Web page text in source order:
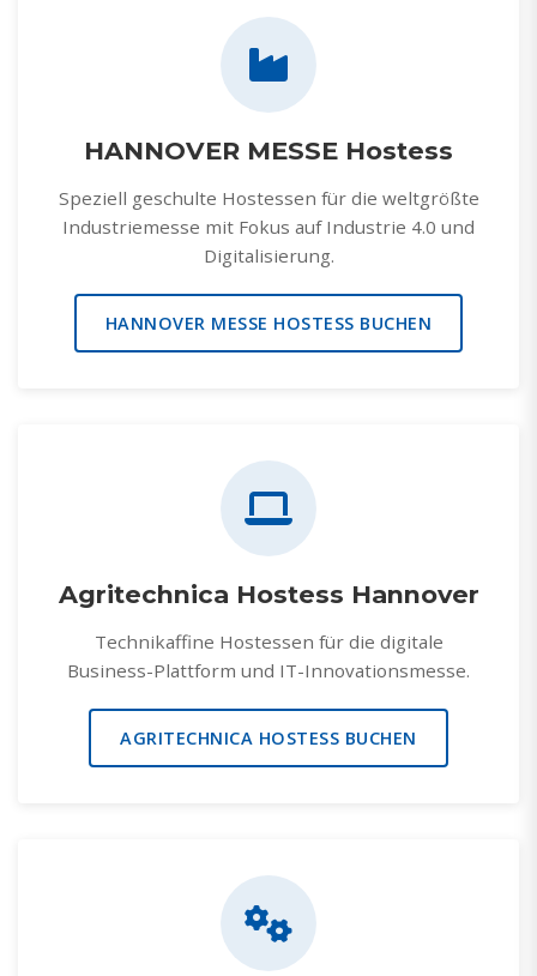
HANNOVER MESSE Hostess
Speziell geschulte Hostessen für die weltgrößte
Industriemesse mit Fokus auf Industrie 4.0 und
Digitalisierung.
HANNOVER MESSE HOSTESS BUCHEN
Agritechnica Hostess Hannover
Technikaffine Hostessen für die digitale
Business-Plattform und IT-Innovationsmesse.
AGRITECHNICA HOSTESS BUCHEN